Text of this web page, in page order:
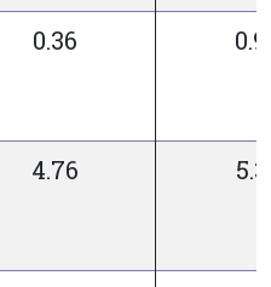
0.36
4.76